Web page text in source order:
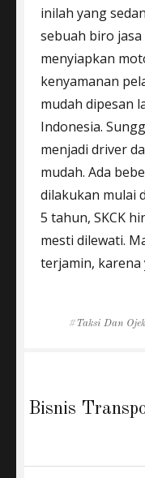
inilah yang
sebuah biro
menyiapkan
kenyamanan
mudah dipesan
Indonesia.
menjadi driver
mudah. Ada
dilakukan mulai
5 tahun, SKCK
mesti dilewati.
terjamin, karena
Tags
Taksi Dan
navigation
Previous
Bisnis